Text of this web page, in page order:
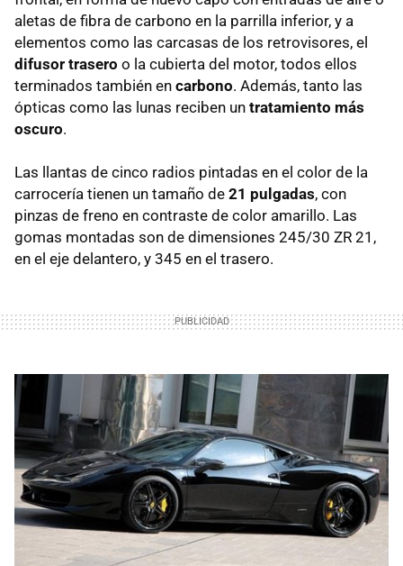
aletas de fibra de carbono en la parrilla inferior, y a
elementos como las carcasas de los retrovisores, el
difusor trasero o la cubierta del motor, todos ellos
terminados también en carbono. Además, tanto las
ópticas como las lunas reciben un tratamiento más
oscuro.
Las llantas de cinco radios pintadas en el color de la
carrocería tienen un tamaño de 21 pulgadas, con
pinzas de freno en contraste de color amarillo. Las
gomas montadas son de dimensiones 245/30 ZR 21,
en el eje delantero, y 345 en el trasero.